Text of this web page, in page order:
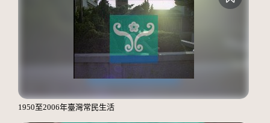
1950至2006年臺灣常民生活